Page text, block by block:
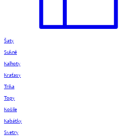
Šaty
Sukně
Kalhoty
Kraťasy
Trika
Topy
Košile
Kabátky
Svetry